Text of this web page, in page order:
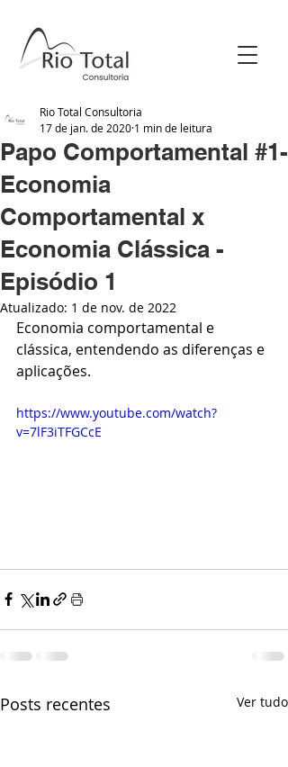
Papo Comportamental #1-
Economia
Comportamental x
Economia Clássica -
Episódio 1
Rio Total Consultoria
17 de jan. de 2020 1 min de leitura
Atualizado: 1 de nov. de 2022
Economia comportamental e
clássica, entendendo as diferenças e
aplicações.
https://www.youtube.com/watch?
v=7lF3iTFGCcE
Posts recentes Ver tudo